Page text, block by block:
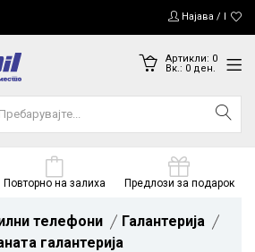
Најава /
Артикли: 0
Вк.: 0ден.
Повторно на залиха Предлози за подарок
телефони
Галантерија
галантерија